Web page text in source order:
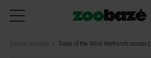
Sausas maistas Taste of the Wild Wetlands sausas